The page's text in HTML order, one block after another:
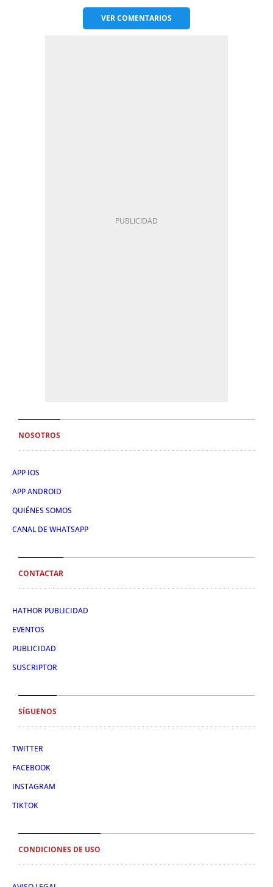
VERCOMENTARIOS
NOSOTROS
APP IOS
APP ANDROID
QUIÉNES SOMOS
CANAL DE WHATSAPP
CONTACTAR
HATHOR PUBLICIDAD
EVENTOS
PUBLICIDAD
SUSCRIPTOR
SÍGUENOS
TWITTER
FACEBOOK
INSTAGRAM
TIKTOK
CONDICIONES DE USO